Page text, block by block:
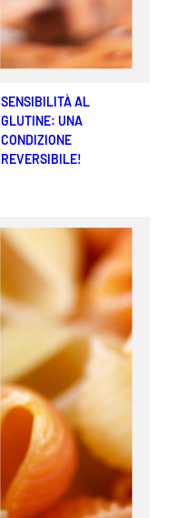
SENSIBILITÀ AL
GLUTINE: UNA
CONDIZIONE
REVERSIBILE!